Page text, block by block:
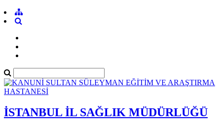
İSTANBUL İL SAĞLIK MÜDÜRLÜĞÜ